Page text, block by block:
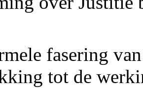
fasering
tot de